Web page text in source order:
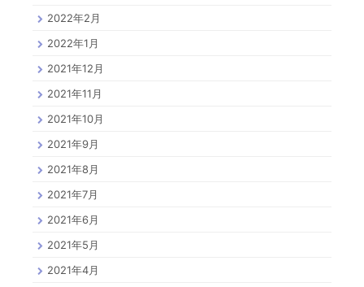
2022年2月
2022年1月
2021年12月
2021年11月
2021年10月
2021年9月
2021年8月
2021年7月
2021年6月
2021年5月
2021年4月